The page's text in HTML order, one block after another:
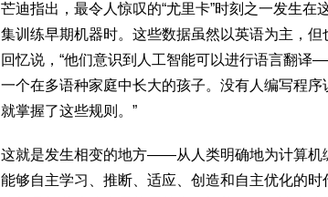
芒迪指出，最令人惊叹的“尤里卡”时刻之一发生
集训练早期机器时。这些数据虽然以英语为主，但
回忆说，“他们意识到人工智能可以进行语言翻
一个在多语种家庭中长大的孩子。没有人编写程序
就掌握了这些规则。”
这就是发生相变的地方——从人类明确地为计算机
能够自主学习、推断、适应、创造和自主优化的时